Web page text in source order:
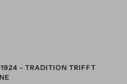
- TRADITION TRIFFT